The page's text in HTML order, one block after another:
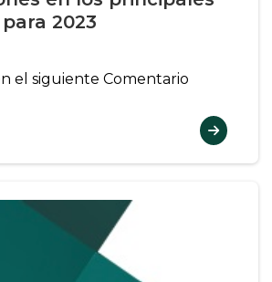
2023
el siguiente Comentario